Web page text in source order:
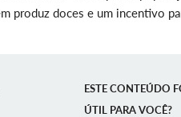
produz doces e um incentivo
ESTE CONTEÚDO
ÚTIL PARA VOCÊ?